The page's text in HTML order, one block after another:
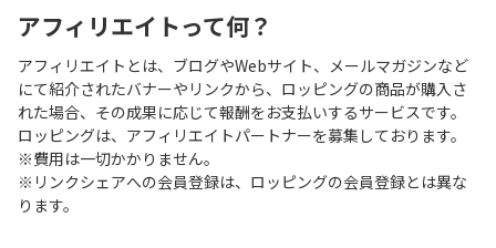
アフィリエイトって何？
アフィリエイトとは、ブログやWebサイト、メールマガジンなど
にて紹介されたバナーやリンクから、ロッピングの商品が購入さ
れた場合、その成果に応じて報酬をお支払いするサービスです。
ロッピングは、アフィリエイトパートナーを募集しております。
※費用は一切かかりません。
※リンクシェアへの会員登録は、ロッピングの会員登録とは異な
ります。